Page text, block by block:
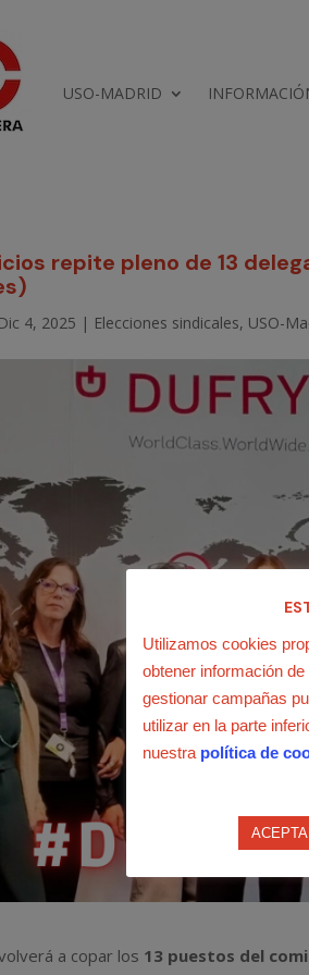
USO-MADRID
repite pleno de 13
Dic 4, 2025 | Elecciones sindicales, USO-
a copar los 13 puestos del
Utilizamos cookies
obtener información
gestionar campañas
utilizar en la parte
nuestra política de